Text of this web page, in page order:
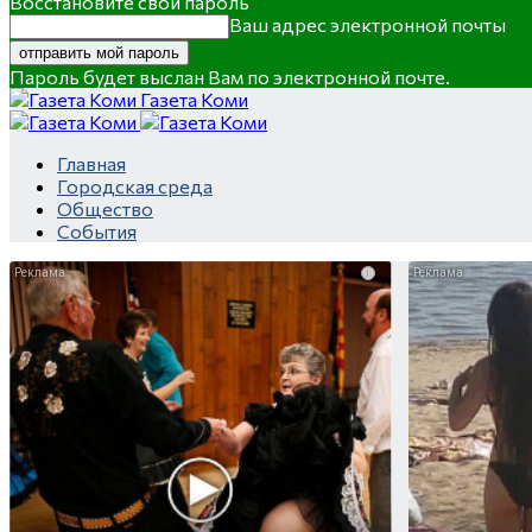
Ваш адрес электронной почты
Пароль будет выслан Вам по электронной почте.
Газета Коми
Главная
Городская среда
Общество
События
i